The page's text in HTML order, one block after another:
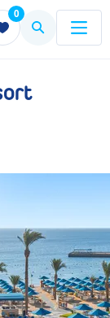
0
Menu Menu